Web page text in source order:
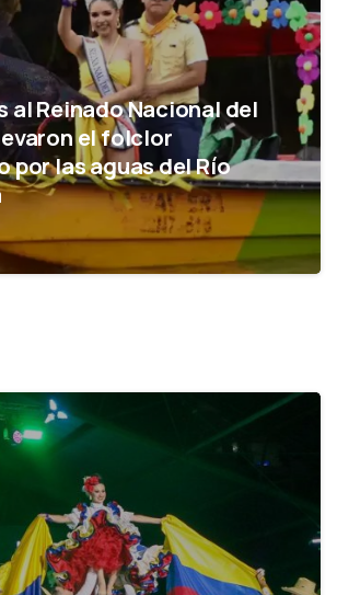
al Reinado Nacional del
el folclor
por las aguas del Río